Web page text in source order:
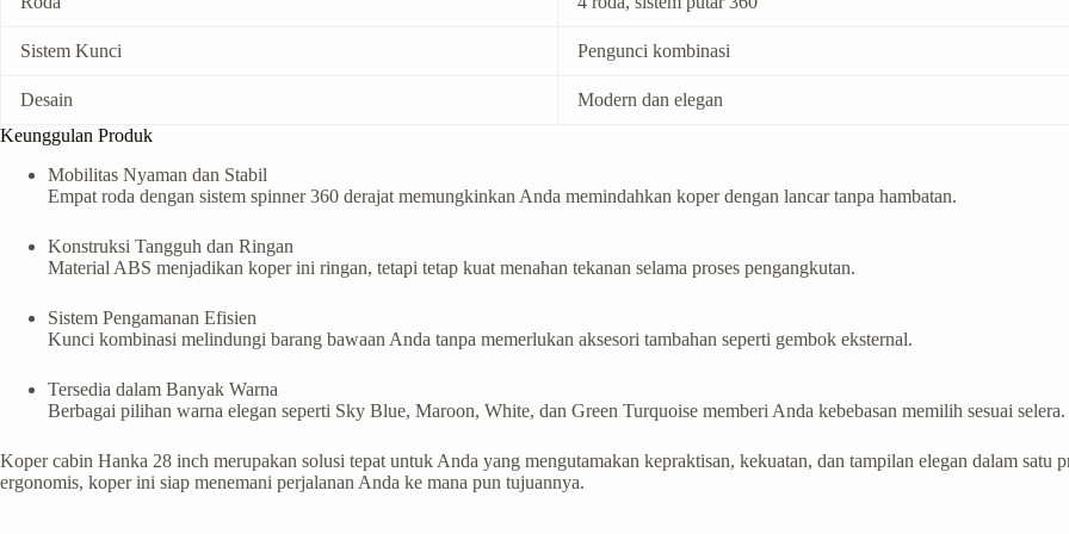
Sistem Kunci Pengunci kombinasi
Desain
Modern dan elegan
Keunggulan Produk
Mobilitas Nyaman dan Stabil
Empat roda dengan sistem spinner 360 derajat memungkinkan Anda memindahkan koper dengan lancar tanpa hambatan.
Konstruksi Tangguh dan Ringan
Material ABS menjadikan koper ini ringan, tetapi tetap kuat menahan tekanan selama proses pengangkutan.
Sistem Pengamanan Efisien
Kunci kombinasi melindungi barang bawaan Anda tanpa memerlukan aksesori tambahan seperti gembok eksternal.
Tersedia dalam Banyak Warna
Berbagai pilihan warna elegan seperti Sky Blue, Maroon, White, dan Green Turquoise memberi Anda kebebasan memilih sesuai selera.
Koper cabin Hanka 28 inch merupakan solusi tepat untuk Anda yang mengutamakan kepraktisan, kekuatan, dan tampilan elegan dalam satu
ergonomis, koper ini siap menemani perjalanan Anda ke mana pun tujuannya.